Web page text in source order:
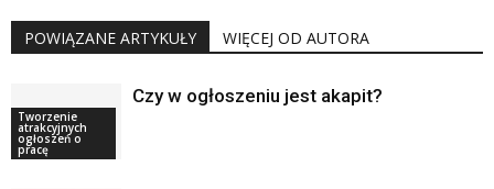
POWIĄZANE ARTYKUŁY WIĘCEJ OD AUTORA
Tworzenie
atrakcyjnych
ogłoszeń o
pracę
Czy w ogłoszeniu jest akapit?